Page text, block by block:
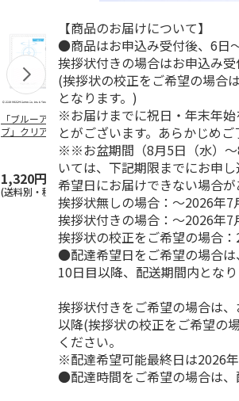
「ブルーアーカイ
ブ」クリアファイル
&ステッカーセット
1,320円
(送料別・税込)
アニメ『ジョジョの
奇妙な冒険 黄金の
風』チョコラータと
セッ…
5.0（7）
1,969円
(送料別・税込)
水森亜
ーセッ
600
(送料
【商品のお届けについて】
●商品はお申込み受付後、6日
挨拶状付きの場合はお申込み
(挨拶状の校正をご希望の場合
となります。)
※お届けまでに祝日・年末年
とがございます。あらかじめご
※※お盆期間（8月5日（水）～
いては、下記期限までにお申
希望日にお届けできない場合が
挨拶状無しの場合：～2026年7
挨拶状付きの場合：～2026年7
挨拶状の校正をご希望の場合
●配達希望日をご希望の場合
10日目以降、配送期間内となり
挨拶状付きをご希望の場合は
以降(挨拶状の校正をご希望の
ください。
※配達希望可能最終日は2026
●配達時間をご希望の場合は、